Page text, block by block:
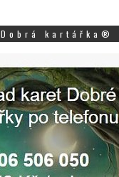
Dobrá kartářka®